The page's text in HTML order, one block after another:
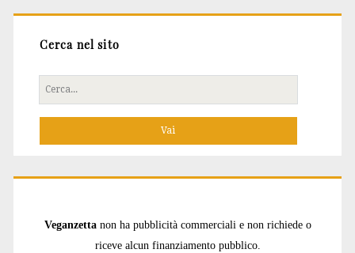
Cerca nel sito
Cerca
per:
Veganzetta non ha pubblicità commerciali e non richiede o
riceve alcun finanziamento pubblico.